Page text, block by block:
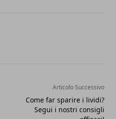
Articolo Successivo
Come far sparire i lividi?
Segui i nostri consigli